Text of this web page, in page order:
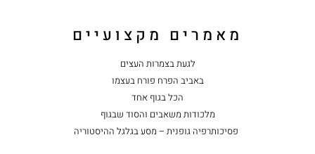
מאמרים מקצועיים
לגעת בצמרות העצים
באביב הפרח פורח בעצמו
הכל בגוף אחד
מלכודות משאבים והסוד שבגוף
פסיכותרפיה גופנית – מסע בגלגל ההיסטוריה